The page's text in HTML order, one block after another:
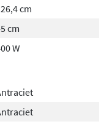
cm
cm
W